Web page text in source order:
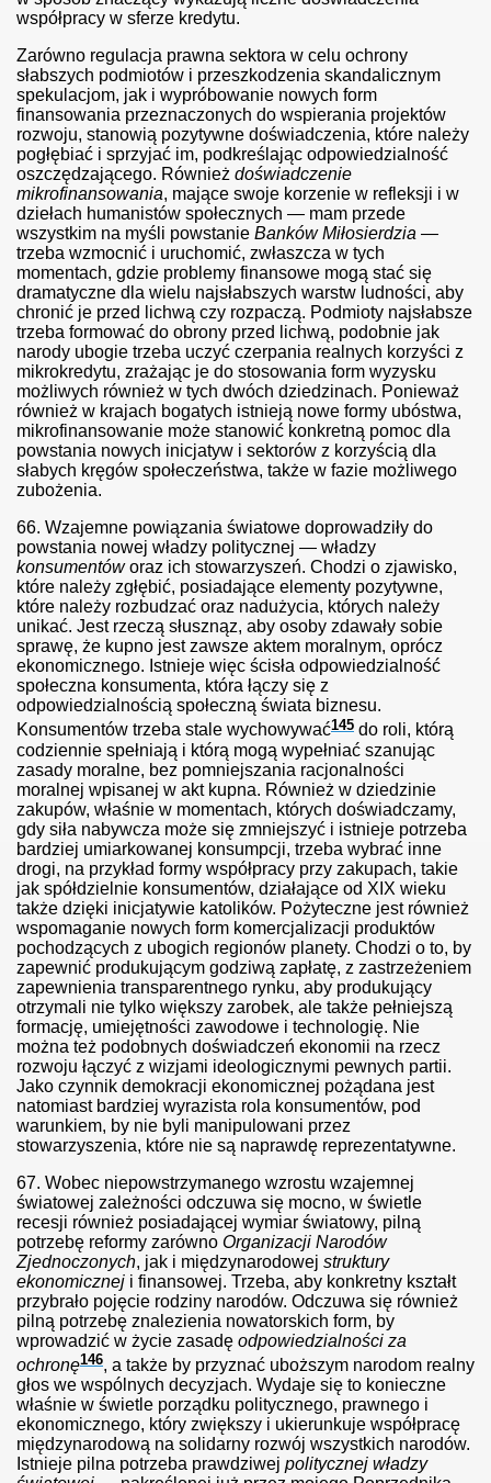
współpracy w sferze kredytu.
Zarówno regulacja prawna sektora w celu ochrony
słabszych podmiotów i przeszkodzenia skandalicznym
spekulacjom, jak i wypróbowanie nowych form
finansowania przeznaczonych do wspierania projektów
rozwoju, stanowią pozytywne doświadczenia, które należy
pogłębiać i sprzyjać im, podkreślając odpowiedzialność
oszczędzającego. Również doświadczenie
mikrofinansowania, mające swoje korzenie w refleksji i w
dziełach humanistów społecznych — mam przede
wszystkim na myśli powstanie Banków Miłosierdzia —
trzeba wzmocnić i uruchomić, zwłaszcza w tych
momentach, gdzie problemy finansowe mogą stać się
dramatyczne dla wielu najsłabszych warstw ludności, aby
chronić je przed lichwą czy rozpaczą. Podmioty najsłabsze
trzeba formować do obrony przed lichwą, podobnie jak
narody ubogie trzeba uczyć czerpania realnych korzyści z
mikrokredytu, zrażając je do stosowania form wyzysku
możliwych również w tych dwóch dziedzinach. Ponieważ
również w krajach bogatych istnieją nowe formy ubóstwa,
mikrofinansowanie może stanowić konkretną pomoc dla
powstania nowych inicjatyw i sektorów z korzyścią dla
słabych kręgów społeczeństwa, także w fazie możliwego
zubożenia.
66. Wzajemne powiązania światowe doprowadziły do
powstania nowej władzy politycznej — władzy
konsumentóworaz ich stowarzyszeń. Chodzi o zjawisko,
które należy zgłębić, posiadające elementy pozytywne,
które należy rozbudzać oraz nadużycia, których należy
unikać. Jest rzeczą słusznąz, aby osoby zdawały sobie
sprawę, że kupno jest zawsze aktem moralnym, oprócz
ekonomicznego. Istnieje więc ścisła odpowiedzialność
społeczna konsumenta, która łączy się z
odpowiedzialnością społeczną świata biznesu.
Konsumentów trzeba stale wychowywać145 do roli, którą
codziennie spełniają i którą mogą wypełniać szanując
zasady moralne, bez pomniejszania racjonalności
moralnej wpisanej w akt kupna. Również w dziedzinie
zakupów, właśnie w momentach, których doświadczamy,
gdy siła nabywcza może się zmniejszyć i istnieje potrzeba
bardziej umiarkowanej konsumpcji, trzeba wybrać inne
drogi, na przykład formy współpracy przy zakupach, takie
jak spółdzielnie konsumentów, działające od XIX wieku
także dzięki inicjatywie katolików. Pożyteczne jest również
wspomaganie nowych form komercjalizacji produktów
pochodzących z ubogich regionów planety. Chodzi o to, by
zapewnić produkującym godziwą zapłatę, z zastrzeżeniem
zapewnienia transparentnego rynku, aby produkujący
otrzymali nie tylko większy zarobek, ale także pełniejszą
formację, umiejętności zawodowe i technologię. Nie
można też podobnych doświadczeń ekonomii na rzecz
rozwoju łączyć z wizjami ideologicznymi pewnych partii.
Jako czynnik demokracji ekonomicznej pożądana jest
natomiast bardziej wyrazista rola konsumentów, pod
warunkiem, by nie byli manipulowani przez
stowarzyszenia, które nie są naprawdę reprezentatywne.
67. Wobec niepowstrzymanego wzrostu wzajemnej
światowej zależności odczuwa się mocno, w świetle
recesji również posiadającej wymiar światowy, pilną
potrzebę reformy zarówno Organizacji Narodów
Zjednoczonych, jak i międzynarodowej struktury
ekonomicznej i finansowej. Trzeba, aby konkretny kształt
przybrało pojęcie rodziny narodów. Odczuwa się również
pilną potrzebę znalezienia nowatorskich form, by
wprowadzić w życie zasadę odpowiedzialności za
ochronę146, a także by przyznać uboższym narodom realny
głos we wspólnych decyzjach. Wydaje się to konieczne
właśnie w świetle porządku politycznego, prawnego i
ekonomicznego, który zwiększy i ukierunkuje współpracę
międzynarodową na solidarny rozwój wszystkich narodów.
Istnieje pilna potrzeba prawdziwej politycznej władzy
sądzie
coraz trudniej
dzieci
stanie się krajem emerytów.